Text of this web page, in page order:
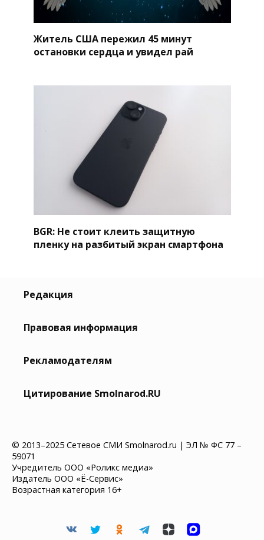
Житель США пережил 45 минут
остановки сердца и увидел рай
BGR: Не стоит клеить защитную
пленку на разбитый экран смартфона
Редакция
Правовая информация
Рекламодателям
Цитирование Smolnarod.RU
© 2013–2025 Сетевое СМИ Smolnarod.ru | ЭЛ № ФС 77 –
59071
Учредитель ООО «Роликс медиа»
Издатель ООО «Ё-Сервис»
Возрастная категория 16+